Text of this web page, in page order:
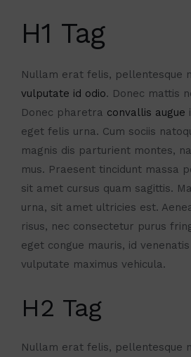
H1 Tag
Nullam erat felis, pellentesque
vulputate id odio. Donec mattis
Donec pharetra convallis augue
eget felis urna. Cum sociis
magnis dis parturient montes,
mus. Praesent tincidunt massa
sit amet cursus quam sagittis.
urna, sit amet ultricies est.
risus, nec consectetur purus
eget congue mauris, id
vulputate maximus vehicula.
H2 Tag
Nullam erat felis, pellentesque